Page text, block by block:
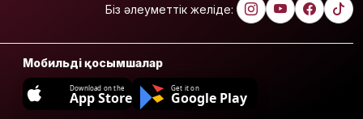
Біз әлеуметтік желіде:
Мобильді қосымшалар
Download on the
App Store
Get it on
Google Play